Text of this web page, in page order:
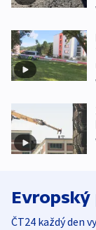
Evropský
ČT24 každý den